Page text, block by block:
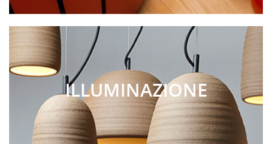
ILLUMINAZIONE